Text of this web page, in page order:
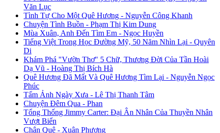
Văn Lục
Tình Tự Cho Một Quê Hương - Nguyễn Công Khanh
Chuyện Tình Buồn - Phạm Thị Kim Dung
Mùa Xuân, Anh Đến Tìm Em - Ngọc Huyền
Tiếng Việt Trong Học Đường Mỹ, 50 Năm Nhìn Lại - Quyên
Di
Khám Phá "Vườn Thơ" 5 Chữ, Thương Đời Của Tần Hoài
Dạ Vũ - Hoàng Thị Bích Hà
Quê Hương Đã Mất Và Quê Hương Tìm Lại - Nguyễn Ngọc
Phúc
Tấm Ảnh Ngày Xưa - Lê Thị Thanh Tâm
Chuyện Đêm Qua - Phan
Tổng Thống Jimmy Carter: Đại Ân Nhân Của Thuyền Nhân
Vượt Biển
Chân Quê - Xuân Phương